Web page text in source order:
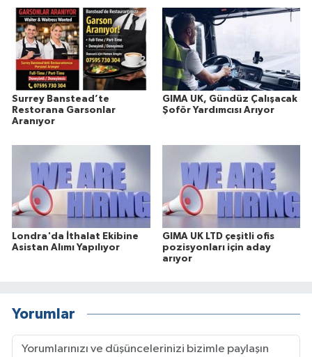
Surrey Banstead’te
Restorana Garsonlar
Aranıyor
GIMA UK, Gündüz Çalışacak
Şoför Yardımcısı Arıyor
Londra'da İthalat Ekibine
Asistan Alımı Yapılıyor
GIMA UK LTD çeşitli ofis
pozisyonları için aday
arıyor
Yorumlar